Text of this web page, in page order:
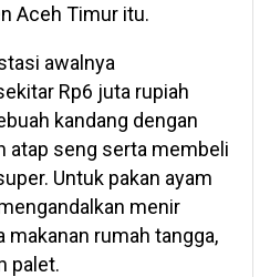
Aceh Timur itu.
awalnya
Rp6 juta rupiah
kandang dengan
atap seng serta membeli
Untuk pakan ayam
menir
makanan rumah tangga,
palet.